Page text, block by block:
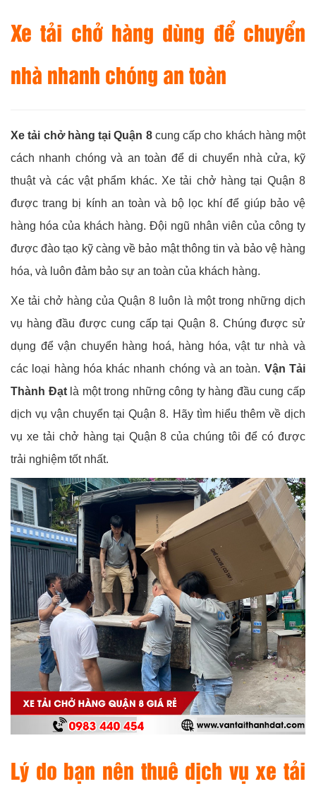
Xe tải chở hàng dùng để chuyển
nhà nhanh chóng an toàn
Xe tải chở hàng tại Quận 8cung cấp cho khách hàng một
cách nhanh chóng và an toàn để di chuyển nhà cửa, kỹ
thuật và các vật phẩm khác. Xe tải chở hàng tại Quận 8
được trang bị kính an toàn và bộ lọc khí để giúp bảo vệ
hàng hóa của khách hàng. Đội ngũ nhân viên của công ty
được đào tạo kỹ càng về bảo mật thông tin và bảo vệ hàng
hóa, và luôn đảm bảo sự an toàn của khách hàng.
Xe tải chở hàng của Quận 8 luôn là một trong những dịch
vụ hàng đầu được cung cấp tại Quận 8. Chúng được sử
dụng để vận chuyển hàng hoá, hàng hóa, vật tư nhà và
các loại hàng hóa khác nhanh chóng và an toàn. Vận Tải
Thành Đạtlà một trong những công ty hàng đầu cung cấp
dịch vụ vận chuyển tại Quận 8. Hãy tìm hiểu thêm về dịch
vụ xe tải chở hàng tại Quận 8 của chúng tôi để có được
trải nghiệm tốt nhất.
Lý do bạn nên thuê dịch vụ xe tải